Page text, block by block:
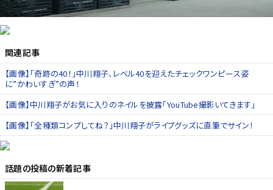
関連記事
【画像】「奇跡の40！」中川翔子、レベル40を迎えたチェックワンピース姿
に”かわいすぎ”の声！
【画像】中川翔子がお気に入りのネイルを披露「YouTube撮影いてきます」
【画像】「全種類コンプしてね？」中川翔子がライブグッズに直筆でサイン！
話題の投稿の新着記事